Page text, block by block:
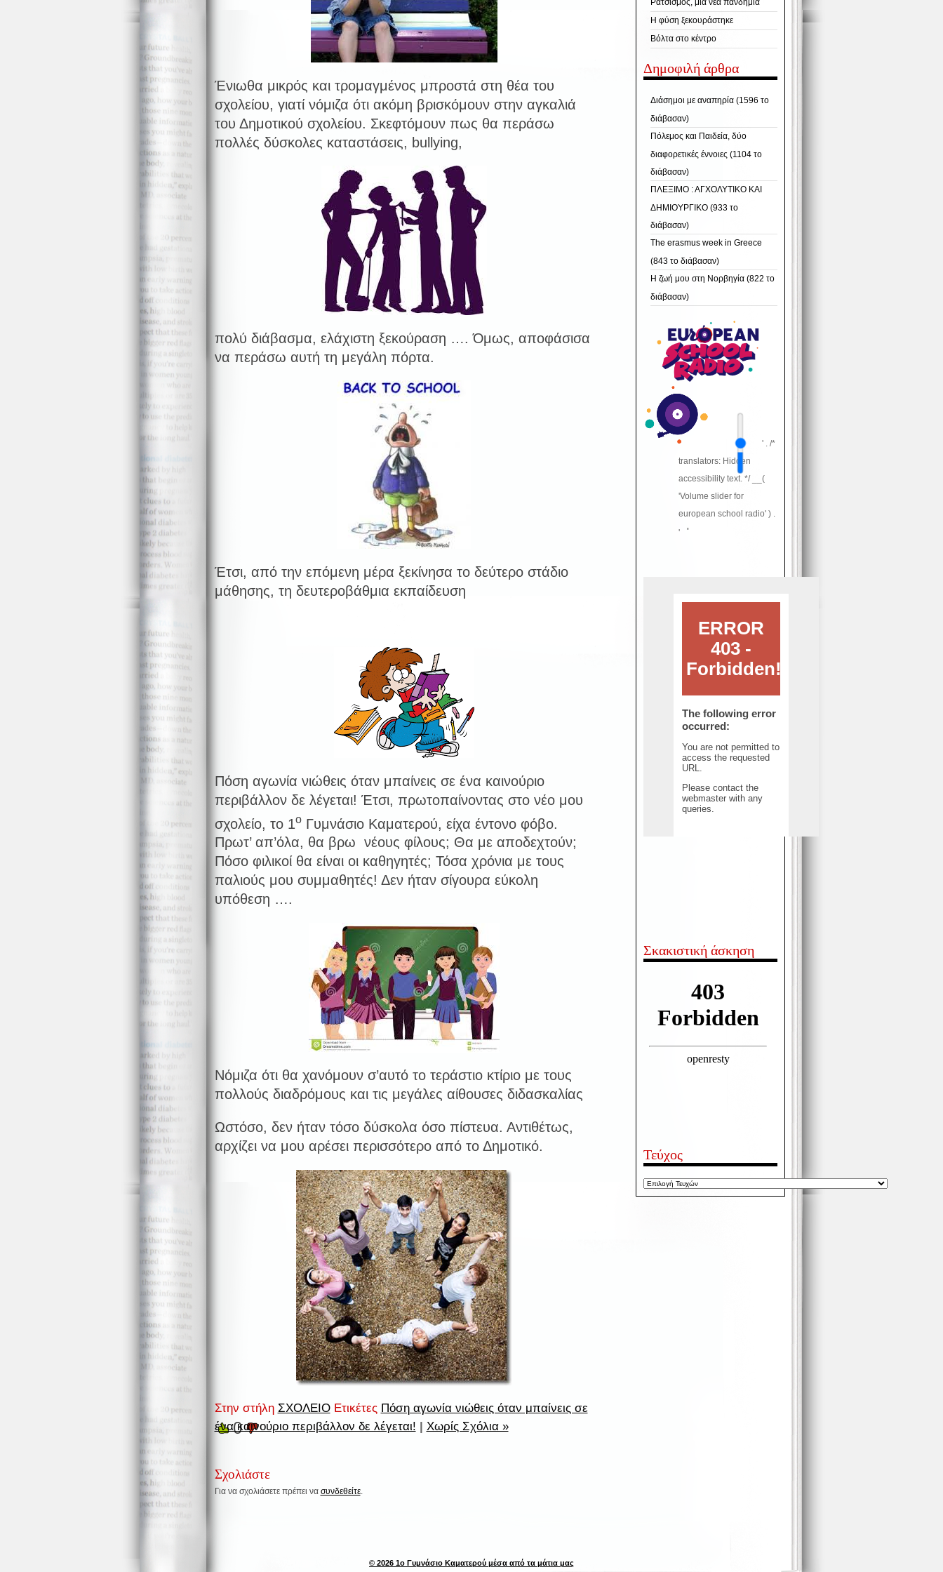
Ένιωθα μικρός και τρομαγμένος μπροστά στη θέα του
σχολείου, γιατί νόμιζα ότι ακόμη βρισκόμουν στην αγκαλιά
του Δημοτικού σχολείου. Σκεφτόμουν πως θα περάσω
πολλές δύσκολες καταστάσεις, bullying,
πολύ διάβασμα, ελάχιστη ξεκούραση …. Όμως, αποφάσισα
να περάσω αυτή τη μεγάλη πόρτα.
Έτσι, από την επόμενη μέρα ξεκίνησα το δεύτερο στάδιο
μάθησης, τη δευτεροβάθμια εκπαίδευση
Πόση αγωνία νιώθεις όταν μπαίνεις σε ένα καινούριο
περιβάλλον δε λέγεται! Έτσι, πρωτοπαίνοντας στο νέο μου
σχολείο, το 1 οΓυμνάσιο Καματερού, είχα έντονο φόβο.
Πρωτ’ απ’όλα, θα βρω νέους φίλους; Θα με αποδεχτούν;
Πόσο φιλικοί θα είναι οι καθηγητές; Τόσα χρόνια με τους
παλιούς μου συμμαθητές! Δεν ήταν σίγουρα εύκολη
υπόθεση ….
Νόμιζα ότι θα χανόμουν σ’αυτό το τεράστιο κτίριο με τους
πολλούς διαδρόμους και τις μεγάλες αίθουσες διδασκαλίας
Ωστόσο, δεν ήταν τόσο δύσκολα όσο πίστευα. Αντιθέτως,
αρχίζει να μου αρέσει περισσότερο από το Δημοτικό.
Στην στήλη ΣΧΟΛΕΙΟΕτικέτες Πόση αγωνία νιώθεις όταν μπαίνεις σε
ένα καινούριο περιβάλλον δε λέγεται!
Χωρίς Σχόλια »
0
Σχολιάστε
Για να σχολιάσετε πρέπει να συνδεθείτε.
Η φύση ξεκουράστηκε
Βόλτα στο κέντρο
Δημοφιλή άρθρα
Διάσημοι με αναπηρία (1596 το
διάβασαν)
Πόλεμος και Παιδεία, δύο
διαφορετικές έννοιες (1104 το
διάβασαν)
ΠΛΕΞΙΜΟ : ΑΓΧΟΛΥΤΙΚΟ ΚΑΙ
ΔΗΜΙΟΥΡΓΙΚΟ (933 το
διάβασαν)
The erasmus week in Greece
(843 το διάβασαν)
Η ζωή μου στη Νορβηγία (822 το
διάβασαν)
' . /*
translators: Hidden
accessibility text. */ __(
'Volume slider for
european school radio' ) .
'
'
Σκακιστική άσκηση
Τεύχος
© 2026 1ο Γυμνάσιο Καματερού μέσα από τα μάτια μας